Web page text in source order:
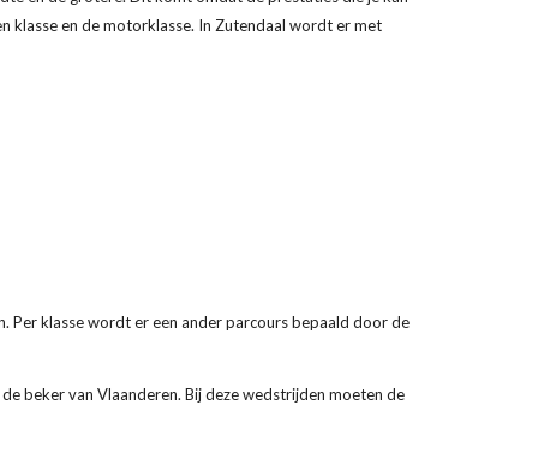
klasse en de motorklasse. In Zutendaal wordt er met
Per klasse wordt er een ander parcours bepaald door de
beker van Vlaanderen. Bij deze wedstrijden moeten de